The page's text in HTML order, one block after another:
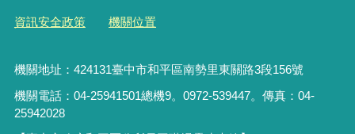
資訊安全政策 機關位置
機關地址：424131臺中市和平區南勢里東關路3段156號
機關電話：04-25941501總機9。0972-539447。傳真：04-
25942028